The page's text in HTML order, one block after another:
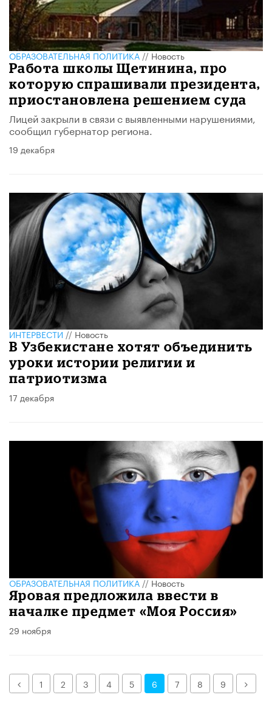
ОБРАЗОВАТЕЛЬНАЯ ПОЛИТИКА//Новость
Работа школы Щетинина, про
которую спрашивали президента,
приостановлена решением суда
Лицей закрыли в связи с выявленными нарушениями,
сообщил губернатор региона.
19 декабря
ИНТЕРВЕСТИ//Новость
В Узбекистане хотят объединить
уроки истории религии и
патриотизма
17 декабря
ОБРАЗОВАТЕЛЬНАЯ ПОЛИТИКА//Новость
Яровая предложила ввести в
началке предмет «Моя Россия»
29 ноября
Назад1 2 3 4 5 6 7 8 9 Далее